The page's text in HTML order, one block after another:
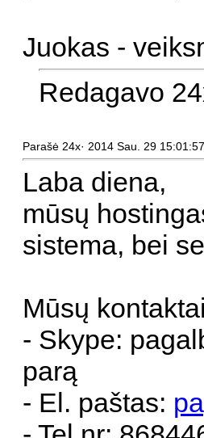
Juokas -
Redagavo
Parašė 24x· 2014 Sau. 29 15:01:57
Laba diena,
mūsų
sistema, bei
Mūsų
- Skype:
parą
- El. paštas: